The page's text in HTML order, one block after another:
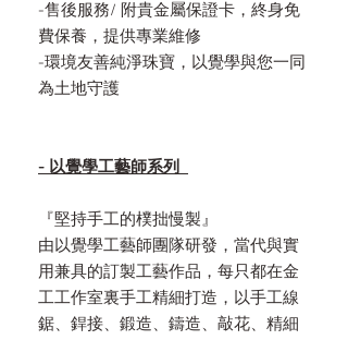
-售後服務/ 附貴金屬保證卡，終身免
費保養，提供專業維修
-環境友善純淨珠寶，以覺學與您一同
為土地守護
- 以覺學工藝師系列
『堅持手工的樸拙慢製』
由以覺學工藝師團隊研發，當代與實
用兼具的訂製工藝作品，每只都在金
工工作室裏手工精細打造，以手工線
鋸、銲接、鍛造、鑄造、敲花、精細